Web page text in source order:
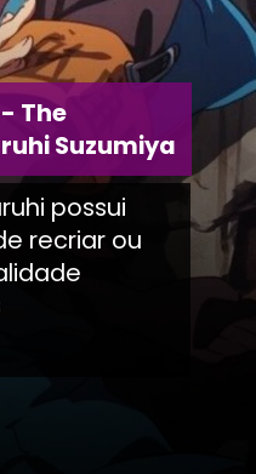
possui
recriar ou
The
Suzumiya